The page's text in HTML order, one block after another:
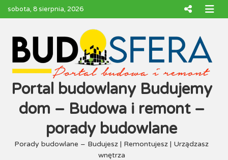
sobota, 8 sierpnia, 2026
Portal budowlany Budujemy
dom – Budowa i remont –
porady budowlane
Porady budowlane – Budujesz | Remontujesz | Urządzasz
wnętrza